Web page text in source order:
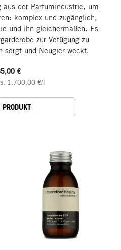
aus der Parfumindustrie, um
komplex und zugänglich,
und ihn gleichermaßen. Es
zur Vefügung zu
sorgt und Neugier weckt.
€
1.700,00 €/l